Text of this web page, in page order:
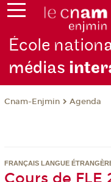
École nation
médias
Cnam-Enjmin Agenda
FRANÇAIS LANGUE
Cours de FLE